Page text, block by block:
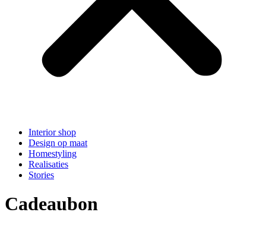
Interior shop
Design op maat
Homestyling
Realisaties
Stories
Cadeaubon